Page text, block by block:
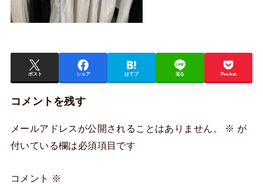
ポスト シェア はてブ 送る Pocket
コメントを残す
メールアドレスが公開されることはありません。 ※ が
付いている欄は必須項目です
コメント ※